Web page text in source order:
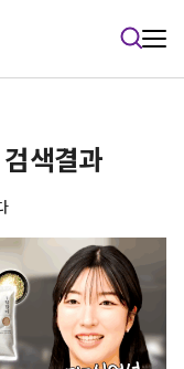
색결과